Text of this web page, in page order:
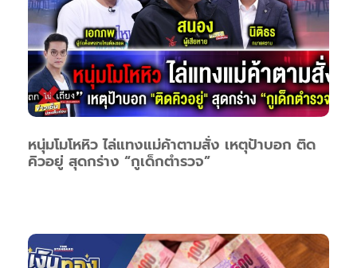
หนุ่มโมโหหิว ไล่แทงแม่ค้าตามสั่ง เหตุป้าบอก ติด
คิวอยู่ สุดกร่าง “กูเด็กตำรวจ”